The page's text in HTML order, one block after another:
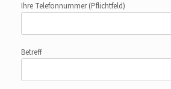
Ihre Telefonnummer(Pflichtfeld)
Betreff